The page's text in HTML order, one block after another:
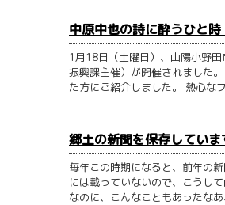
中原中也の詩に酔うひと
1月18日（土曜日）、山陽小野
振興課主催）が開催されました
た方にご紹介しました。 熱心な
郷土の新聞を保存してい
毎年この時期になると、前年の
には載っていないので、こうし
なのに、こんなこともあったな